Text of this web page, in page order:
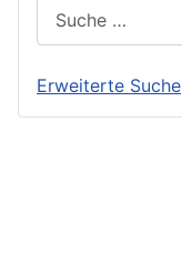
Erweiterte Suche